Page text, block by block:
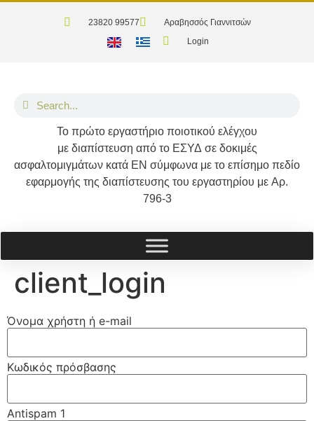
23820 99577
Αραβησσός Γιαννιτσών
Login
Το πρώτο εργαστήριο ποιοτικού ελέγχου
με διαπίστευση από το ΕΣΥΔ σε δοκιμές
ασφαλτομιγμάτων κατά ΕΝ σύμφωνα με το επίσημο πεδίο
εφαρμογής της διαπίστευσης του εργαστηρίου με Αρ.
796-3
client_login
Όνομα χρήστη ή e-mail
Κωδικός πρόσβασης
Antispam 1